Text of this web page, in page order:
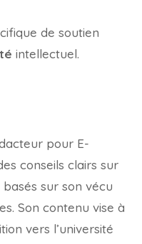
de soutien
intellectuel.
pour E-
conseils clairs sur
sur son vécu
Son contenu vise à
vers l’université